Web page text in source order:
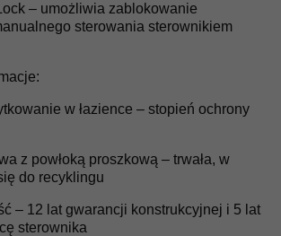
– umożliwia zablokowanie
sterowania sterownikiem
w łazience – stopień ochrony
z powłoką proszkową – trwała, w
do recyklingu
– 12 lat gwarancji konstrukcyjnej i 5 lat
sterownika